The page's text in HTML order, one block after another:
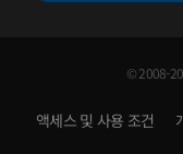
© 2008-
액세스 및 사용 조건